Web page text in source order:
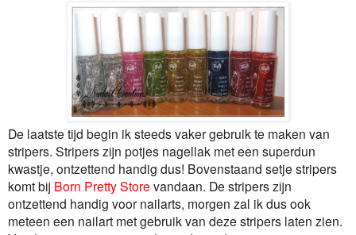
De laatste tijd begin ik steeds vaker gebruik te maken van
stripers. Stripers zijn potjes nagellak met een superdun
kwastje, ontzettend handig dus! Bovenstaand setje stripers
komt bij Born Pretty Store vandaan. De stripers zijn
ontzettend handig voor nailarts, morgen zal ik dus ook
meteen een nailart met gebruik van deze stripers laten zien.